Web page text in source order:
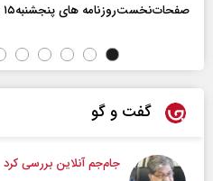
صفحات‌نخست‌روزنامه ها‌ی پنجشنبه‌۱۵ مردادماه
گفت و گو
جام‌جم آنلاین بررسی کرد